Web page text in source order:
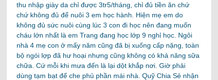
thu nhập giày da chỉ được 3tr5/tháng, chỉ đủ tiền ăn chứ
chứ không đủ để nuôi 3 em học hành. Hiện mẹ em do
không đủ sức nuôi cùng lúc 3 con đi học nên đang muốn
cháu lớn nhất là em Trang đang học lớp 9 nghỉ học. Ngôi
nhà 4 mẹ con ở mấy năm cũng đã bị xuống cấp nặng, toàn
bộ ngói lợp đã hư hoại nhưng cũng không có khả năng sữa
chữa. Cứ mỗi khi mưa đến là lại dột khắp nơi. Giờ phải
dùng tạm bạt để che phủ phần mái nhà. Quỹ Chia Sẻ nhận